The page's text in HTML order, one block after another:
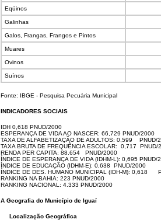
Eqüinos
Galinhas
Galos, Frangas, Frangos e Pintos
Muares
Ovinos
Suínos
Fonte: IBGE - Pesquisa Pecuária Municipal
INDICADORES SOCIAIS
IDH 0,618 PNUD/2000
ESPERANÇA DE VIDA AO NASCER: 66,729 PNUD/2000
TAXA DE ALFABETIZAÇÃO DE ADULTOS: 0,599 PNUD/
TAXA BRUTA DE FREQUÊNCIA ESCOLAR: 0,717 PNUD/
RENDA PER CAPITA: 88.654 PNUD/2000
ÍNDICE DE ESPERANÇA DE VIDA (IDHM-L): 0,695 PNUD/
ÍNDICE DE EDUCAÇÃO (IDHM-E): 0,638 PNUD/2000
ÍNDICE DE DES. HUMANO MUNICIPAL (IDH-M): 0,618
RANKING NA BAHIA: 223 PNUD/2000
RANKING NACIONAL: 4.333 PNUD/2000
A Geografia do Município de Iguaí
Localização Geográfica